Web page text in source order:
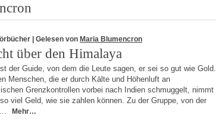
| Gelesen von Maria Blumencron
über den Himalaya
der Guide, von dem die Leute sagen, er sei so gut wie Gold.
Menschen, die er durch Kälte und Höhenluft an
Grenzkontrollen vorbei nach Indien schmuggelt, nimmt
viel Geld, wie sie zahlen können. Zu der Gruppe, von der
Mehr…